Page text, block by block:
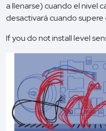
a llenarse) cuando el nivel
desactivará cuando supere
If you do not install level